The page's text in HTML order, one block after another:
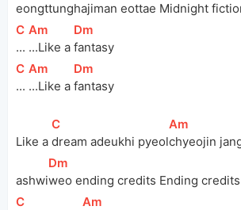
eongttunghajiman eottae Midnight
[
C ]
...
[
Am
...Like a
[Dm
fantasy
[
C ]
...
[
Am
...Like a
[Dm
fantasy
Like a
[
C
dream adeukhi pyeol
[
Am
chyeojin
ashwi
[Dm
weo ending credits Ending credits
[
C [
Am